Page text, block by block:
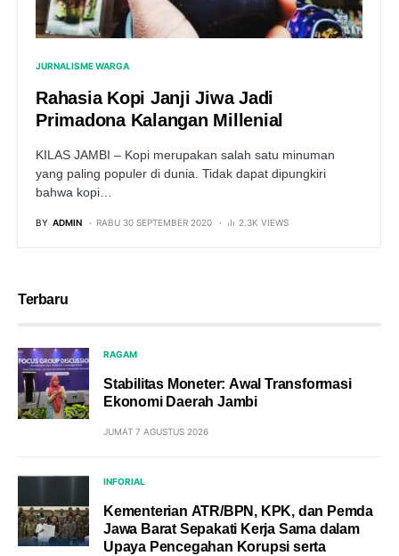
JURNALISME WARGA
Rahasia Kopi Janji Jiwa Jadi
Primadona Kalangan Millenial
KILAS JAMBI – Kopi merupakan salah satu minuman
yang paling populer di dunia. Tidak dapat dipungkiri
bahwa kopi…
BY ADMIN RABU 30 SEPTEMBER 2020 2.3K VIEWS
Terbaru
RAGAM
Stabilitas Moneter: Awal Transformasi
Ekonomi Daerah Jambi
JUMAT 7 AGUSTUS 2026
INFORIAL
Kementerian ATR/BPN, KPK, dan Pemda
Jawa Barat Sepakati Kerja Sama dalam
Upaya Pencegahan Korupsi serta